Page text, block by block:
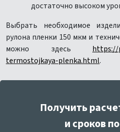
достаточно высоком
Выбрать необходимое
рулона пленки 150 мкм и
можно здесь https://
termostojkaya-plenka.html.
Получить
и сроков